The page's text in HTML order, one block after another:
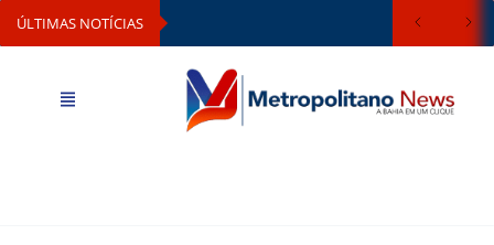
ÚLTIMAS NOTÍCIAS